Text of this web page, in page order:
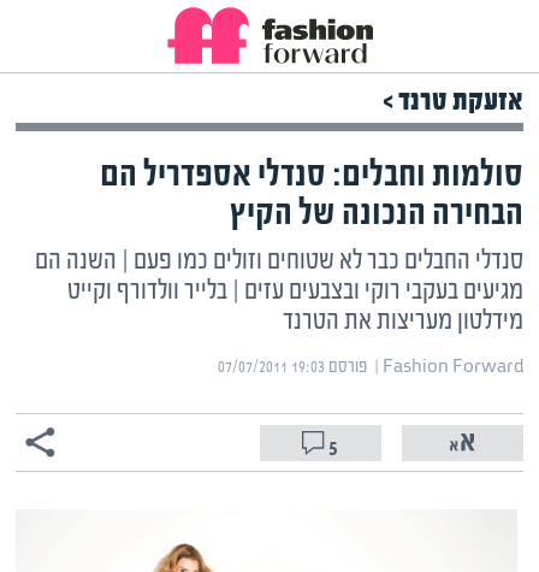
אזעקת טרנד >
סולמות וחבלים: סנדלי אספדריל הם
הבחירה הנכונה של הקיץ
סנדלי החבלים כבר לא שטוחים וזולים כמו פעם | השנה הם
מגיעים בעקבי רוקי ובצבעים עזים | בלייר וולדורף וקייט
מידלטון מעריצות את הטרנד
Fashion Forward | ‏ פורסם ‎07/07/2011 19:03
5